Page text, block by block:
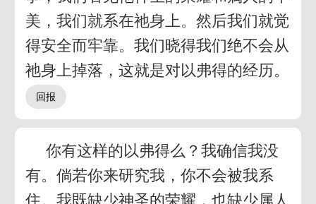
美，我们就系在祂身上。然后我们就觉
得安全而牢靠。我们晓得我们绝不会从
祂身上掉落，这就是对以弗得的经历。
你有这样的以弗得么？我确信我没
有。倘若你来研究我，你不会被我系
住。我既缺少神圣的荣耀，也缺少属人